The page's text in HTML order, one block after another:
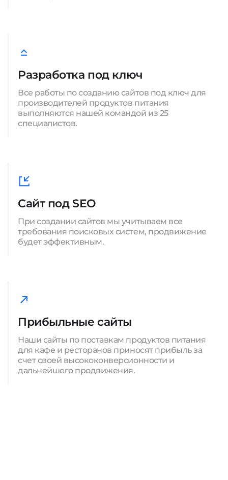
Разработка под ключ
Все работы по созданию сайтов под ключ для
производителей продуктов питания
выполняются нашей командой из 25
специалистов.
Сайт под SEO
При создании сайтов мы учитываем все
требования поисковых систем, продвижение
будет эффективным.
Прибыльные сайты
Наши сайты по поставкам продуктов питания
для кафе и ресторанов приносят прибыль за
счет своей высококонверсионности и
дальнейшего продвижения.